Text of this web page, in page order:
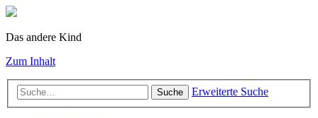
Das andere Kind
Zum Inhalt
Suche Erweiterte Suche